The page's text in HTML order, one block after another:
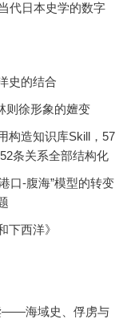
代日本史学的数字
史的结合
则徐形象的嬗变
构造知识库Skill，57
条关系全部结构化
口-腹海”模型的转变
下西洋》
——海域史、俘虏与